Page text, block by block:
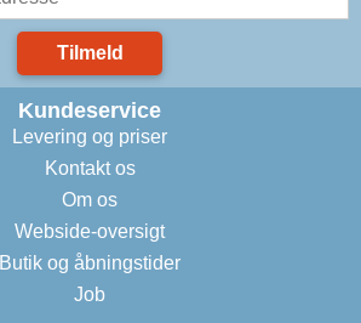
Tilmeld
Kundeservice
Levering og priser
Kontakt os
Om os
Webside-oversigt
Butik og åbningstider
Job